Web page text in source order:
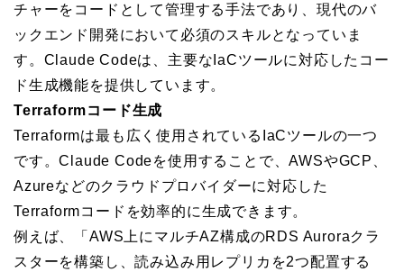
チャーをコードとして管理する手法であり、現代のバ
ックエンド開発において必須のスキルとなっていま
す。Claude Codeは、主要なIaCツールに対応したコー
ド生成機能を提供しています。
Terraformコード生成
Terraformは最も広く使用されているIaCツールの一つ
です。Claude Codeを使用することで、AWSやGCP、
Azureなどのクラウドプロバイダーに対応した
Terraformコードを効率的に生成できます。
例えば、「AWS上にマルチAZ構成のRDS Auroraクラ
スターを構築し、読み込み用レプリカを2つ配置する